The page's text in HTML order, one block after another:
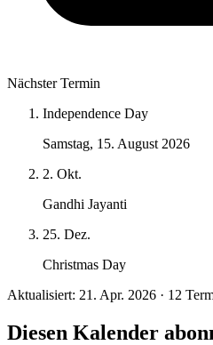
Nächster Termin
Independence Day
Samstag, 15. August 2026
2. Okt.
Gandhi Jayanti
25. Dez.
Christmas Day
Aktualisiert: 21. Apr. 2026 · 12
Diesen Kalender